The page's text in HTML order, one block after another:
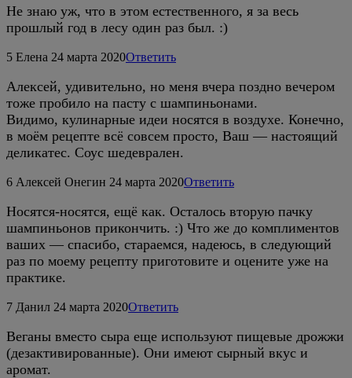
Не знаю уж, что в этом естественного, я за весь
прошлый год в лесу один раз был. :)
5 Елена 24 марта 2020Ответить
Алексей, удивительно, но меня вчера поздно вечером
тоже пробило на пасту с шампиньонами.
Видимо, кулинарные идеи носятся в воздухе. Конечно,
в моём рецепте всё совсем просто, Ваш — настоящий
деликатес. Соус шедеврален.
6 Алексей Онегин 24 марта 2020Ответить
Носятся-носятся, ещё как. Осталось вторую пачку
шампиньонов прикончить. :) Что же до комплиментов
ваших — спасибо, стараемся, надеюсь, в следующий
раз по моему рецепту приготовите и оцените уже на
практике.
7 Данил 24 марта 2020Ответить
Веганы вместо сыра еще используют пищевые дрожжи
(дезактивированные). Они имеют сырный вкус и
аромат.